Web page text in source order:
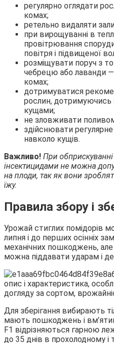
регулярно оглядати
комах;
ретельно видаляти
при вирощуванні в
провітрювання
повітря і підвищеної
розміщувати поруч з
чебрецю або лаванди —
комах;
дотримуватися
рослин, дотримуючись
кущами;
не зловживати
здійснювати
навколо кущів.
Важливо! При обприскуванні
інсектицидами не можна
на плоди, так як вони
їжу.
Правила збору і
Урожай стиглих помідорів
липня і до перших осінніх
механічних пошкоджень,
можна піддавати ударам і
Для зберігання вибирають
мають пошкоджень і
F1 відрізняються гарною
до 35 днів в прохолодному і